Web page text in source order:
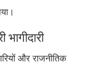
और राजनीतिक